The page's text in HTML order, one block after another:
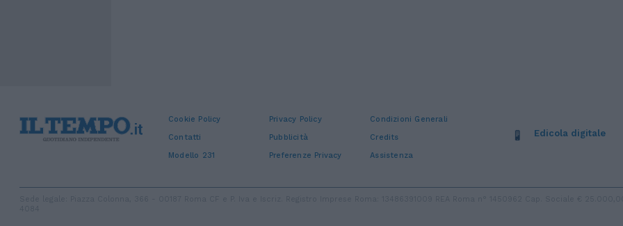
Cookie Policy Privacy Policy
Condizioni Generali
Contatti
Pubblicità
Credits
Modello 231
Preferenze Privacy Assistenza
Edicola digitale